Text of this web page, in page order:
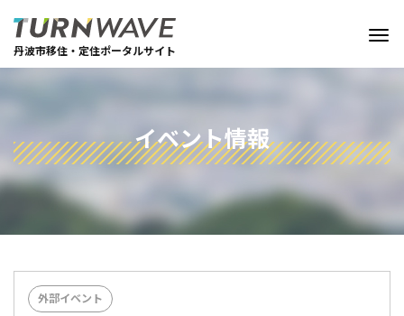
丹波市移住・定住ポータルサイト
イベント情報
外部イベント